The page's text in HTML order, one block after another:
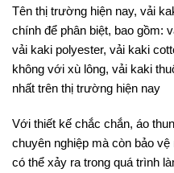
Tên thị trường hiện nay, vải
chính để phân biệt, bao gồm:
vải kaki polyester, vải kaki
không với xù lông, vải kaki
nhất trên thị trường hiện nay
Với thiết kế chắc chắn, áo
chuyên nghiệp mà còn bảo
có thể xảy ra trong quá trình